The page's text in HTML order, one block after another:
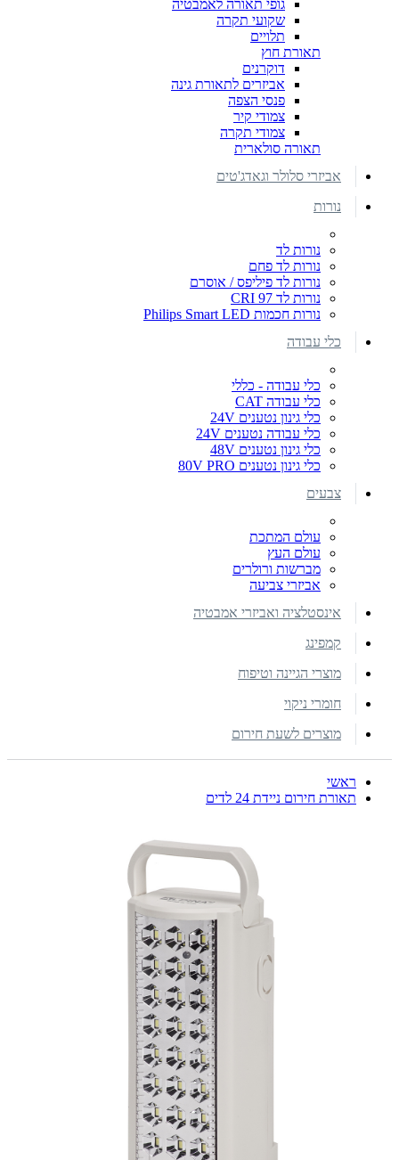
גופי תאורה לאמבטיה
שקועי תקרה
תלויים
תאורת חוץ
דוקרנים
אביזרים לתאורת גינה
פנסי הצפה
צמודי קיר
צמודי תקרה
תאורה סולארית
אביזרי סלולר וגאדג'טים
נורות
נורות לד
נורות לד פחם
נורות לד פיליפס / אוסרם
נורות לד CRI 97
נורות חכמות Philips Smart LED
כלי עבודה
כלי עבודה - כללי
כלי עבודה CAT
כלי גינון נטענים 24V
כלי עבודה נטענים 24V
כלי גינון נטענים 48V
כלי גינון נטענים 80V PRO
צבעים
עולם המתכת
עולם העץ
מברשות ורולרים
אביזרי צביעה
אינסטלציה ואביזרי אמבטיה
קמפינג
מוצרי הגיינה וטיפוח
חומרי ניקוי
מוצרים לשעת חירום
ראשי
תאורת חירום ניידת 24 לדים